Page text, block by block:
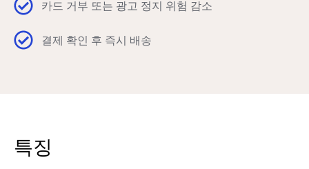
카드 거부 또는 광고 정지 위험 감소
결제 확인 후 즉시 배송
특징